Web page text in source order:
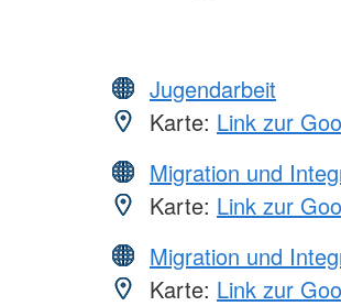
Jugendarbeit
Karte: Link zur
Migration und
Karte: Link zur
Migration und
Karte: Link zur